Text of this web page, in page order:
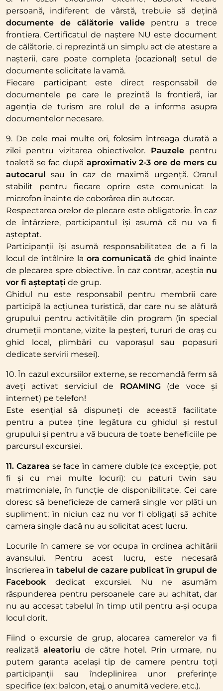
persoană, indiferent de vârstă, trebuie să dețină
documente de călătorie valide pentru a trece
frontiera. Certificatul de naștere NU este document
de călătorie, ci reprezintă un simplu act de atestare a
nașterii, care poate completa (ocazional) setul de
documente solicitate la vamă.
Fiecare participant este direct responsabil de
documentele pe care le prezintă la frontieră, iar
agenția de turism are rolul de a informa asupra
documentelor necesare.
9. De cele mai multe ori, folosim întreaga durată a
zilei pentru vizitarea obiectivelor. Pauzele pentru
toaletă se fac după aproximativ 2-3 ore de mers cu
autocarulsau în caz de maximă urgență. Orarul
stabilit pentru fiecare oprire este comunicat la
microfon înainte de coborârea din autocar.
Respectarea orelor de plecare este obligatorie. În caz
de întârziere, participantul își asumă că nu va fi
așteptat.
Participanții își asumă responsabilitatea de a fi la
locul de întâlnire la ora comunicatăde ghid înainte
de plecarea spre obiective. În caz contrar, aceștia nu
vor fi așteptați de grup.
Ghidul nu este responsabil pentru membrii care
participă la acțiunea turistică, dar care nu se alătură
grupului pentru activitățile din program (în special
drumeții montane, vizite la peșteri, tururi de oraș cu
ghid local, plimbări cu vaporașul sau popasuri
dedicate servirii mesei).
10. În cazul excursiilor externe, se recomandă ferm să
aveți activat serviciul de ROAMING (de voce și
internet) pe telefon!
Este esențial să dispuneți de această facilitate
pentru a putea ține legătura cu ghidul și restul
grupului și pentru a vă bucura de toate beneficiile pe
parcursul excursiei.
11. Cazarea se face în camere duble (ca excepție, pot
fi și cu mai multe locuri): cu paturi twin sau
matrimoniale, în funcție de disponibilitate. Cei care
doresc să beneficieze de cameră single vor plăti un
supliment; în niciun caz nu vor fi obligați să achite
camera single dacă nu au solicitat acest lucru.
Locurile în camere se vor ocupa în ordinea achitării
avansului. Pentru acest lucru, este necesară
înscrierea în tabelul de cazare publicat în grupul de
Facebook dedicat excursiei. Nu ne asumăm
răspunderea pentru persoanele care au achitat, dar
nu au accesat tabelul în timp util pentru a-și ocupa
locul dorit.
Fiind o excursie de grup, alocarea camerelor va fi
realizată aleatoriude către hotel. Prin urmare, nu
putem garanta același tip de camere pentru toți
participanții sau îndeplinirea unor preferințe
specifice (ex: balcon, etaj, o anumită vedere, etc.).